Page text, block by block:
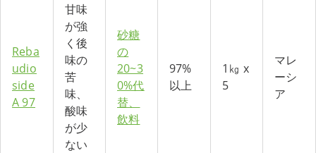
Reba
udio
side
A 97
甘味
が強
く後
味の
苦
味、
酸味
が少
ない
砂糖
の
20~3
0%代
替、
飲料
97%
以上
1㎏ x
5
マレ
ーシ
ア